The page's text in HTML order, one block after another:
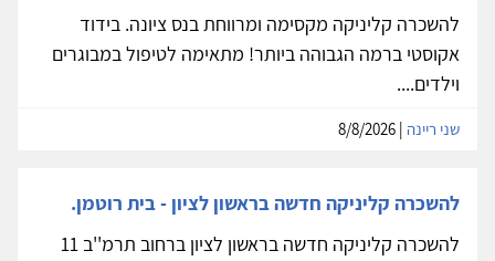
להשכרה קליניקה מקסימה ומרווחת בנס ציונה. בידוד
אקוסטי ברמה הגבוהה ביותר! מתאימה לטיפול במבוגרים
וילדים....
שני ריינה
להשכרה קליניקה חדשה בראשון לציון - בית רוטמן.
להשכרה קליניקה חדשה בראשון לציון ברחוב תרמ''ב 11